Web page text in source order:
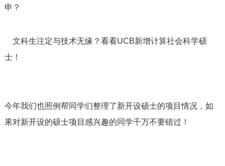
申？
文科生注定与技术无缘？看看UCB新增计算社会科学硕
士！
今年我们也照例帮同学们整理了新开设硕士的项目情况，如
果对新开设的硕士项目感兴趣的同学千万不要错过！